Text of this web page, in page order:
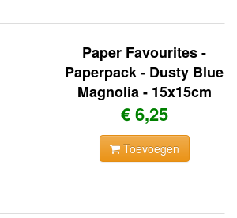
Paper Favourites -
Paperpack - Dusty Blue
Magnolia - 15x15cm
€ 6,25
Toevoegen